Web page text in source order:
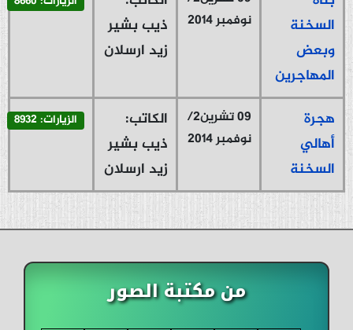
السخنة
وبعض
المهاجرين
نوفمبر 2014
ذيب بشير
زيد ارسلان
هجرة
أهالي
السخنة
09 تشرين2/
نوفمبر 2014
الكاتب:
ذيب بشير
زيد ارسلان
الزيارات: 8932
من مكتبة الصور